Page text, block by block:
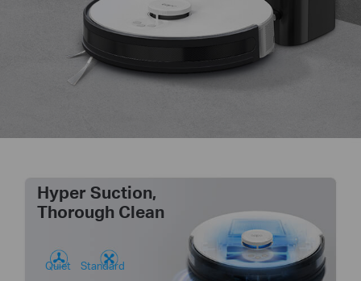
Hyper Suction,
Thorough Clean
Quiet Standard